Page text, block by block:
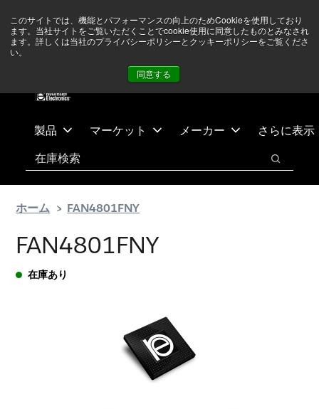
このサイトでは、機能とパフォーマンスの向上のためCookieを使用しており
ます。当社サイトをご覧いただくことでcookie使用に同意したものとみなされ
ます。詳しくは当社のプライバシーポリシーとクッキーポリシーをご覧くださ
い。
同意する
テ
ス
ありません 詳しい情報はこちら➜
製品 マーケット メーカー さらに表示
検索
検索
ホーム FAN4801FNY
FAN4801FNY
在庫あり